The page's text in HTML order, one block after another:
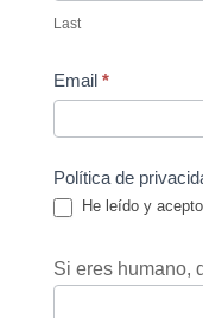
Last
Email *
Política de
He leído y
Si eres humano,